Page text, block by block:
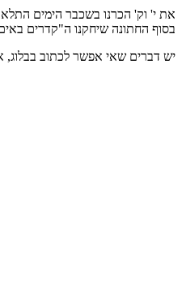
את י' וק' הכרנו בשכבר הימים
בסוף החתונה שיחקנו ה"קדרים
יש דברים שאי אפשר לכתוב בבלוג,